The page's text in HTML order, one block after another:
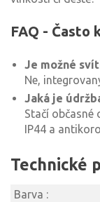
FAQ - Často
Je možné
Ne,
Jaká je
Stačí občasné
IP44 a
Technické
Barva :